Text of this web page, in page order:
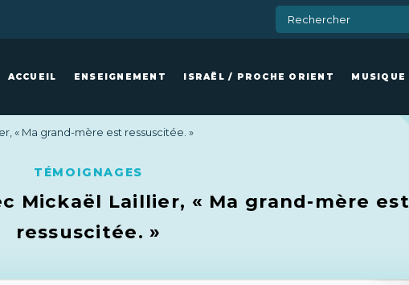
ACCUEIL ENSEIGNEMENT ISRAËL / PROCHE ORIENT MUSIQUE
« Ma grand-mère est ressuscitée. »
TÉMOIGNAGES
Mickaël Laillier, « Ma grand-mère est
ressuscitée. »